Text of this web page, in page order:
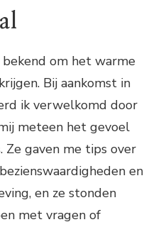
om het warme
Bij aankomst in
ik verwelkomd door
meteen het gevoel
Ze gaven me tips over
en
en ze stonden
met vragen of